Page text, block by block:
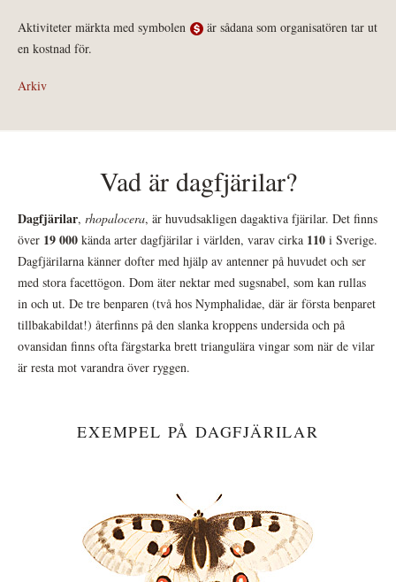
Aktiviteter märkta med symbolen
är sådana som organisatören tar ut
en kostnad för.
Arkiv
Vad är dagfjärilar?
Dagfjärilar, rhopalocera, är huvudsakligen dagaktiva fjärilar. Det finns
över 19 000 kända arter dagfjärilar i världen, varav cirka 110 i Sverige.
Dagfjärilarna känner dofter med hjälp av antenner på huvudet och ser
med stora facettögon. Dom äter nektar med sugsnabel, som kan rullas
in och ut. De tre benparen (två hos Nymphalidae, där är första benparet
tillbakabildat!) återfinns på den slanka kroppens undersida och på
ovansidan finns ofta färgstarka brett triangulära vingar som när de vilar
är resta mot varandra över ryggen.
EXEMPEL PÅ DAGFJÄRILAR